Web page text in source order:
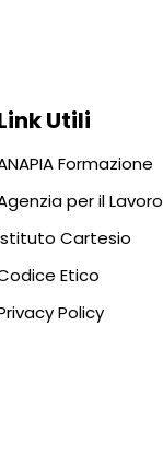
Utili
Formazione
per il Lavoro
Cartesio
Etico
Policy